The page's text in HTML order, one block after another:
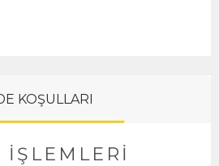
KOŞULLARI
İŞLEMLERI